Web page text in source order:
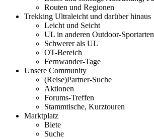
Routen und Regionen
Trekking Ultraleicht und darüber hinaus
Leicht und Seicht
UL in anderen Outdoor-Sportarten
Schwerer als UL
OT-Bereich
Fernwander-Tage
Unsere Community
(Reise)Partner-Suche
Aktionen
Forums-Treffen
Stammtische, Kurztouren
Marktplatz
Biete
Suche